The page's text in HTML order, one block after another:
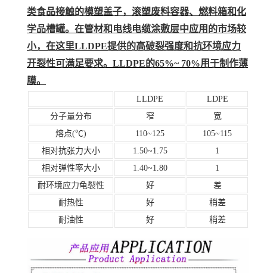
类食品接触的模塑盖子，滚塑废料容器、燃料箱和化
学品槽罐。在管材和电线电缆涂敷层中应用的市场较
小，在这里LLDPE提供的高破裂强度和抗环境应力
开裂性可满足要求。LLDPE的65%~ 70%用于制作薄
膜。
LLDPE
LDPE
分子量分布
窄
宽
熔点(℃)
110~125
105~115
相对抗张力大小
1.50~1.75
1
相对弹性率大小
1.40~1.80
1
耐环境应力龟裂性
好
差
耐热性
好
稍差
耐油性
好 稍差